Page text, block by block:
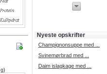
iPhone udvikling
Nyeste opskrifter
Champignonsuppe med ...
Svinemørbrad med ...
Daim islagkage med ...